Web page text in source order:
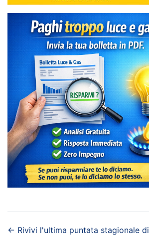
← Rivivi l'ultima puntata stagionale di